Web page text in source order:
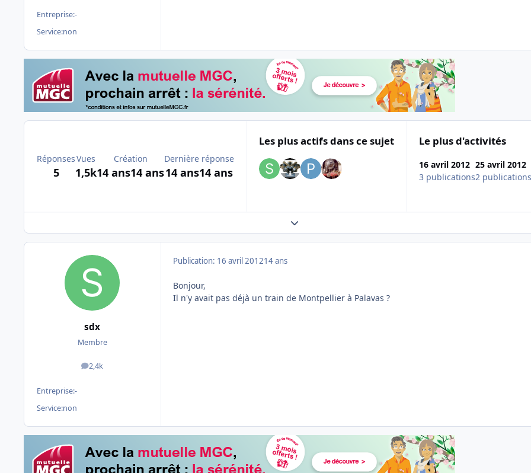
Entreprise:-
Service:non
Réponses
5
Vues
1,5k
Création
14 ans14 ans
Dernière réponse
14 ans14 ans
Les plus actifs dans ce sujet Le plus d'activités
16 avril 2012
3 publications
25 avril 2012
2 publications
Expand topic overview
sdx
Membre
2,4k
messages
Entreprise:-
Service:non
Publication: 16 avril 201214 ans
Bonjour,
Il n'y avait pas déjà un train de Montpellier à Palavas ?